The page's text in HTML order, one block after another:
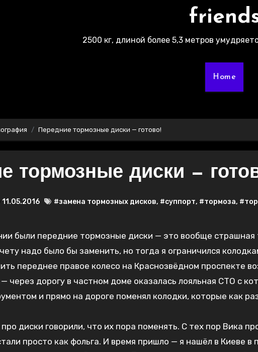
2500 кг, длиной более 5,3 метров
Home
Передние тормозные диски — готово!
тормозные диски —
11.05.2016 #замена тормозных дисков, #суппорт, #тормоза,
надо было бы заменить, но тогда я ограничился
переднее правое колесо на Краснозвёдном проспекте
через дорогу в частном доме оказалась лояльная СТО с
и прямо на дороге поменял колодки, которые как
диски говорили, что их пора поменять. С тех пор Вика
просто как фольга. И время пришло — я нашёл в Киеве